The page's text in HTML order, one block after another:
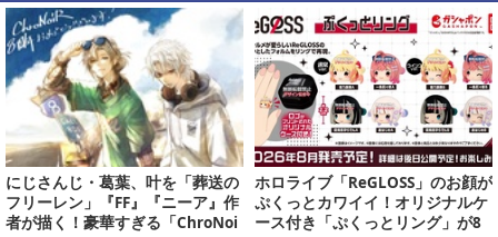
にじさんじ・葛葉、叶を「葬送の
フリーレン」『FF』『ニーア』作
者が描く！豪華すぎる「ChroNoi
ホロライブ「ReGLOSS」のお顔が
ぷくっとカワイイ！オリジナルケ
ース付き「ぷくっとリング」が8